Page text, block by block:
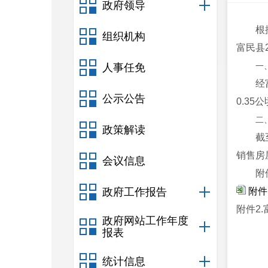
政府领导
组织机构
人事任免
公示公告
政策解读
会议信息
政府工作报告
政府网站工作年度
报表
统计信息
根
富民县
一
经
0.35公
二
截
销售房
附
附
附件2.